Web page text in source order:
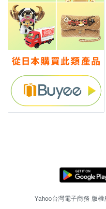
Yahoo台灣電子商務 版